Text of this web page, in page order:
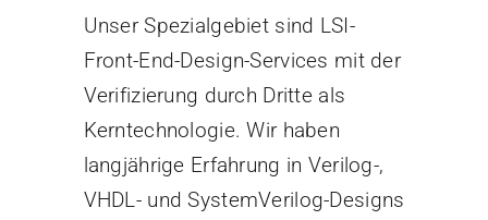
Unser Spezialgebiet sind LSI-
Front-End-Design-Services mit der
Verifizierung durch Dritte als
Kerntechnologie. Wir haben
langjährige Erfahrung in Verilog-,
VHDL- und SystemVerilog-Designs